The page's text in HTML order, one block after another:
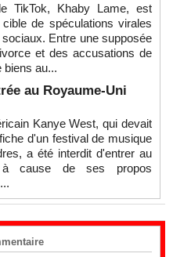
TikTok, Khaby Lame, est
de spéculations virales
Entre une supposée
et des accusations de
biens au...
au Royaume-Uni
Kanye West, qui devait
d'un festival de musique
a été interdit d'entrer au
à cause de ses propos